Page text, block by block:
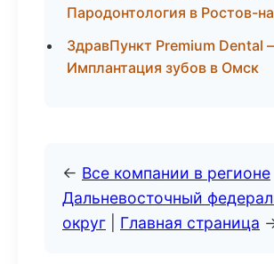
Пародонтология в Ростов-
ЗдравПункт Premium Dental
Имплантация зубов в Омск
← Все компании в регионе
Дальневосточный
округ
Главная страница